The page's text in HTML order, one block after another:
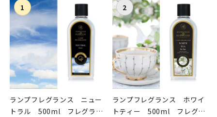
ランプフレグランス ニュー
トラル 500ml フレグラン
ランプフレグランス ホワイ
トティー 500ml フレグラ